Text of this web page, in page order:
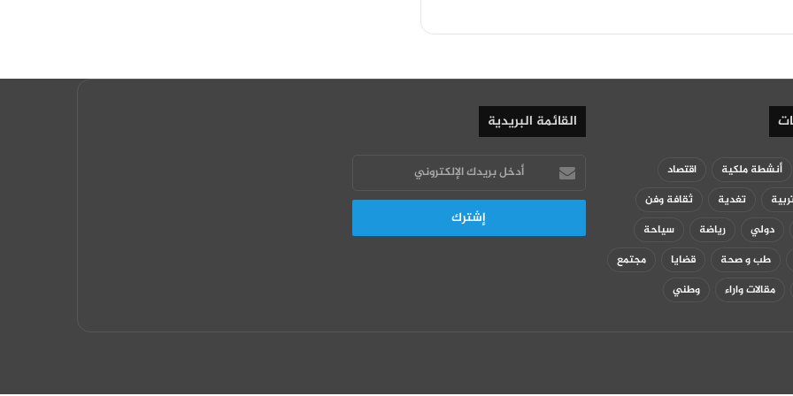
أنشطة ملكية
اقتصاد
تغدية
ثقافة وفن
دولي رياضة
سياحة
طب و صحة قضايا
مجتمع
مقالات واراء وطني
القائمة البريدية
أدخل
بريدك
الإلكتروني